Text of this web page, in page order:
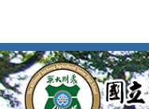
到
主
要